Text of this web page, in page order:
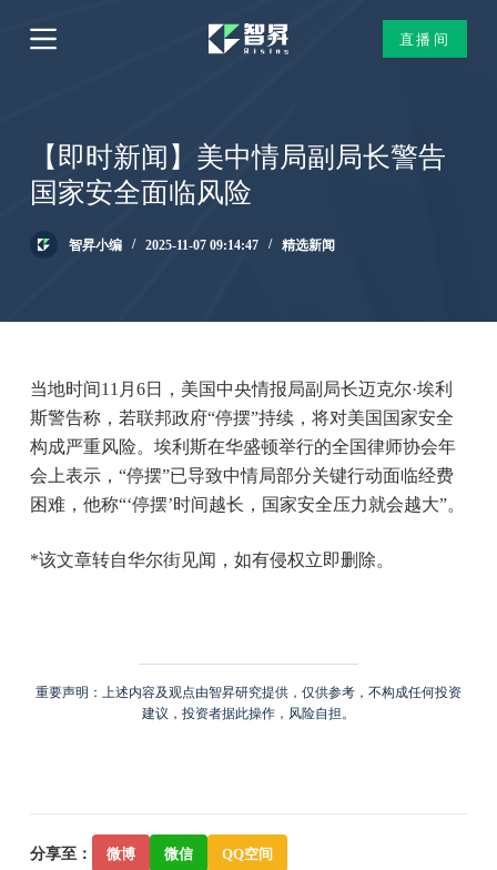
跳
过
直播间
【即时新闻】美中情局副局长警告
国家安全面临风险
智昇小编 2025-11-07 09:14:47 精选新闻
当地时间11月6日，美国中央情报局副局长迈克尔·埃利
斯警告称，若联邦政府“停摆”持续，将对美国国家安全
构成严重风险。埃利斯在华盛顿举行的全国律师协会年
会上表示，“停摆”已导致中情局部分关键行动面临经费
困难，他称“‘停摆’时间越长，国家安全压力就会越大”。
*该文章转自华尔街见闻，如有侵权立即删除。
重要声明：上述内容及观点由智昇研究提供，仅供参考，不构成任何投资
建议，投资者据此操作，风险自担。
分享至： 微博 微信 QQ空间